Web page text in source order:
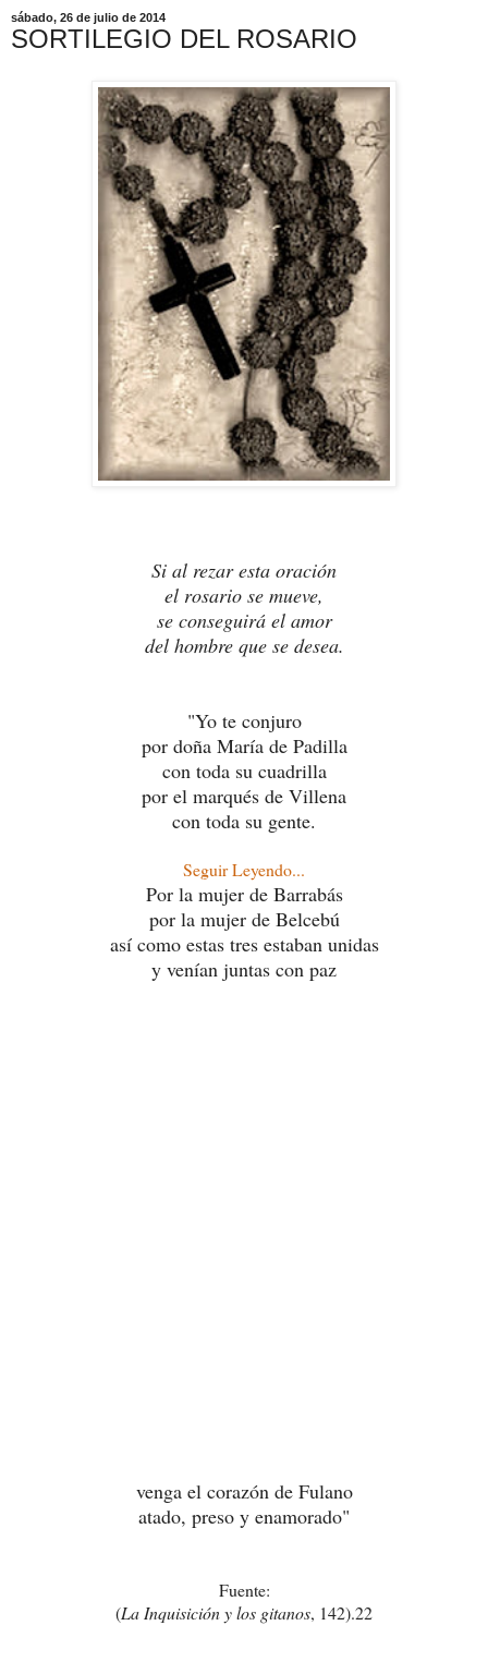
sábado, 26 de julio de 2014
SORTILEGIO DEL ROSARIO
Si al rezar esta oración
el rosario se mueve,
se conseguirá el amor
del hombre que se desea.
"Yo te conjuro
por doña María de Padilla
con toda su cuadrilla
por el marqués de Villena
con toda su gente.
Seguir Leyendo...
Por la mujer de Barrabás
por la mujer de Belcebú
así como estas tres estaban unidas
y venían juntas con paz
venga el corazón de Fulano
atado, preso y enamorado"
Fuente:
(La Inquisición y los gitanos, 142).22